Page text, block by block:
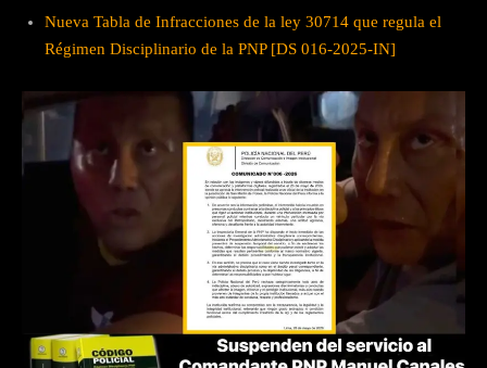
Nueva Tabla de Infracciones de la ley 30714 que regula el
Régimen Disciplinario de la PNP [DS 016-2025-IN]